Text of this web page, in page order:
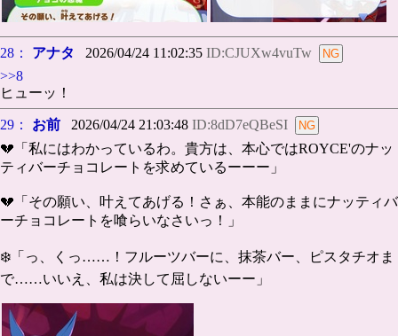
28： アナタ 2026/04/24 11:02:35 ID:CJUXw4vuTw
>>8
ヒューッ！
29： お前 2026/04/24 21:03:48 ID:8dD7eQBeSI
💔「私にはわかっているわ。貴方は、本心ではROYCE'のナッ
ティバーチョコレートを求めているーーー」
💔「その願い、叶えてあげる！さぁ、本能のままにナッティバ
ーチョコレートを喰らいなさいっ！」
❄️「っ、くっ……！フルーツバーに、抹茶バー、ピスタチオま
で……いいえ、私は決して屈しないーー」